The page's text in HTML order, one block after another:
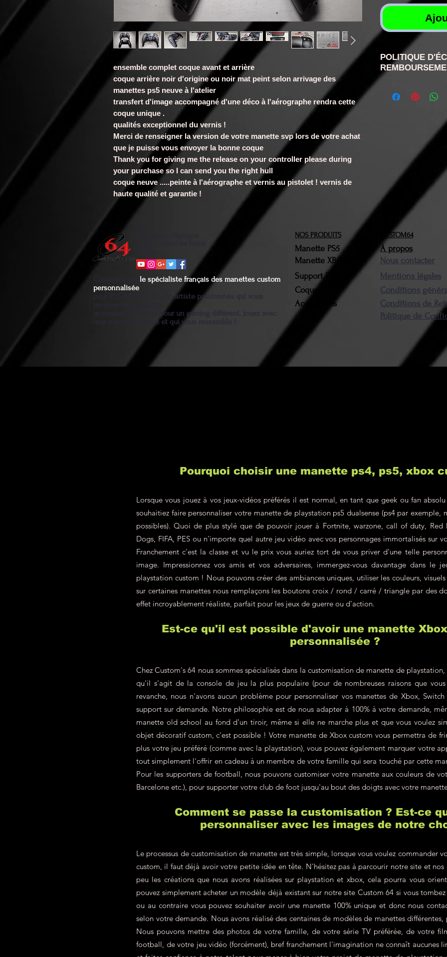
ensemble complet coque avant et arrière
coque arrière noir d'origine ou noir mat peint selon arrivage des
manettes ps5 neuve à l'atelier
transfert d'image accompagné d'une déco à l'aérographe rendra cette
coque unique .
qualités exceptionnel du vernis !
Merci de renseigner la version de votre manette svp lors de votre achat
que je puisse vous envoyer la bonne coque
Thank you for giving me the release on your controller please during
your purchase so I can send you the right hull
coque neuve .....peinte à l'aérographe et vernis au pistolet ! vernis de
haute qualité et garantie !
POLITIQUE
disposez
de rétractation
la réception
retour ne sera
n'aurons pas
Vous devrez
produit(s)
brefs délais.
devront être
d'origine. Une
possession,
au montant du
retourné(s)
frais de port et
resteront à la
Custom64 est le spécialiste français des manettes custom
personnalisée
pour PS5, XBOX et PC. Un artiste passionnés qui vous
ur-mesure et fiables pour un gaming différent. jouez avec
une manette unique et qui vous ressemble !
NOS PRODUITS
Manette PS5
Manette XBOX
Support PS5
Coques PS5
Accessoires
CUSTOM64
À propos
Nous contacter
Mentions légales
Conditions
Conditions de
Politique de
Pourquoi choisir une manette ps4, ps5, xbox
Lorsque vous jouez à vos jeux-vidéos préférés il est normal, en tant que geek ou fan
souhaitiez faire personnaliser votre manette de playstation ps5 dualsense (ps4 par exemple,
possibles). Quoi de plus stylé que de pouvoir jouer à Fortnite, warzone, call of duty, Red
Dogs, FIFA, PES ou n'importe quel autre jeu vidéo avec vos personnages immortalisés sur
Franchement c'est la classe et vu le prix vous auriez tort de vous priver d'une telle
image. Impressionnez vos amis et vos adversaires, immergez-vous davantage dans le
playstation custom ! Nous pouvons créer des ambiances uniques, utiliser les couleurs,
sur certaines manettes nous remplaçons les boutons croix / rond / carré / triangle par des
effet incroyablement réaliste, parfait pour les jeux de guerre ou d'action.
Est-ce qu'il est possible d'avoir une manette
personnalisée ?
Chez Custom's 64 nous sommes spécialisés dans la customisation de manette de
qu'il s'agit de la console de jeu la plus populaire (pour de nombreuses raisons que vous
revanche, nous n'avons aucun problème pour personnaliser vos manettes de Xbox,
support sur demande. Notre philosophie est de nous adapter à 100% à votre demande,
manette old school au fond d'un tiroir, même si elle ne marche plus et que vous voulez
objet décoratif custom, c'est possible ! Votre manette de Xbox custom vous permettra de
plus votre jeu préféré (comme avec la playstation), vous pouvez également marquer votre
tout simplement l'offrir en cadeau à un membre de votre famille qui sera touché par cette
Pour les supporters de football, nous pouvons customiser votre manette aux couleurs de
Barcelone etc.), pour supporter votre club de foot jusqu'au bout des doigts avec votre
Comment se passe la customisation ? Est-ce
personnaliser avec les images de notre
Le processus de customisation de manette est très simple, lorsque vous voulez commander
custom, il faut déjà avoir votre petite idée en tête. N'hésitez pas à parcourir notre site et
peu les créations que nous avons réalisées sur playstation et xbox, cela pourra vous
pouvez simplement acheter un modèle déjà existant sur notre site Custom 64 si vous
ou au contraire vous pouvez souhaiter avoir une manette 100% unique et donc nous
selon votre demande. Nous avons réalisé des centaines de modèles de manettes
Nous pouvons mettre des photos de votre famille, de votre série TV préférée, de votre
football, de votre jeu vidéo (forcément), bref franchement l'imagination ne connaît aucunes